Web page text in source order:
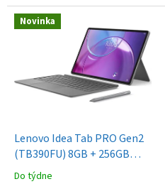
Novinka
Lenovo Idea Tab PRO Gen2
(TB390FU) 8GB + 256GB
Luna Grey
Do týdne